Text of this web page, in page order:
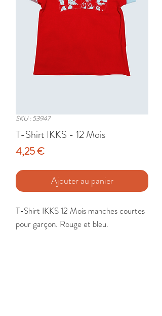
SKU : 53947
T-Shirt IKKS - 12 Mois
4,25 €Prix
Ajouter au panier
T-Shirt IKKS 12 Mois manches courtes
pour garçon. Rouge et bleu.